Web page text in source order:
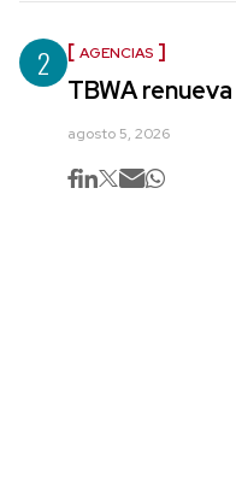
2 AGENCIAS
TBWA
agosto 5, 2026